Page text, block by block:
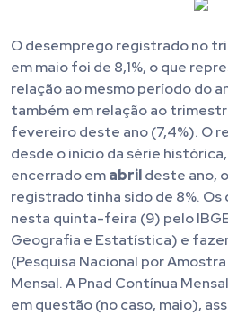
O desemprego registrado no
em maio foi de 8,1%, o que
relação ao mesmo período do
também em relação ao
fevereiro deste ano (7,4%). O
desde o início da série
encerrado emabrildeste ano,
registrado tinha sido de 8%.
nesta quinta-feira (9) pelo
Geografia e Estatística) e
(Pesquisa Nacional por
Mensal. A Pnad Contínua
em questão (no caso, maio),